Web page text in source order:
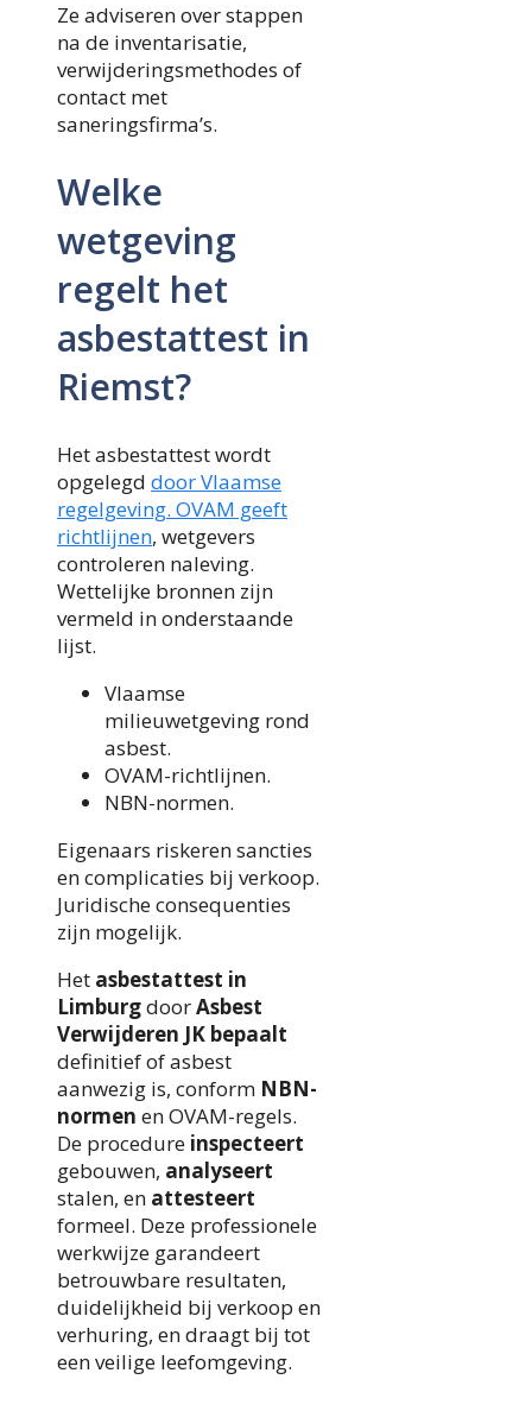
Ze adviseren over stappen
na de inventarisatie,
verwijderingsmethodes of
contact met
saneringsfirma’s.
Welke
wetgeving
regelt het
asbestattest in
Riemst?
Het asbestattest wordt
opgelegd door Vlaamse
regelgeving. OVAM geeft
richtlijnen, wetgevers
controleren naleving.
Wettelijke bronnen zijn
vermeld in onderstaande
lijst.
Vlaamse
milieuwetgeving rond
asbest.
OVAM-richtlijnen.
NBN-normen.
Eigenaars riskeren sancties
en complicaties bij verkoop.
Juridische consequenties
zijn mogelijk.
Het asbestattest in
LimburgdoorAsbest
Verwijderen JK bepaalt
definitief of asbest
aanwezig is, conform NBN-
normen en OVAM-regels.
De procedure inspecteert
gebouwen, analyseert
stalen, en attesteert
formeel. Deze professionele
werkwijze garandeert
betrouwbare resultaten,
duidelijkheid bij verkoop en
verhuring, en draagt bij tot
een veilige leefomgeving.